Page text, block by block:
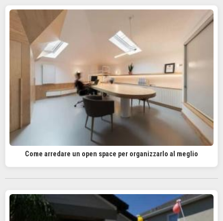
Come arredare un open space per organizzarlo al meglio